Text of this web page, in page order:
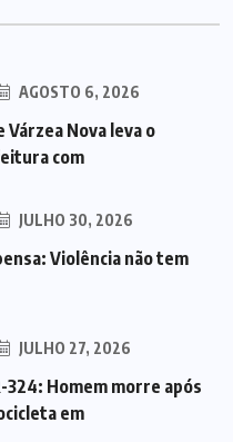
AGOSTO 6, 2026
Nova leva o
com
JULHO 30, 2026
Violência não tem
JULHO 27, 2026
324: Homem morre após
em